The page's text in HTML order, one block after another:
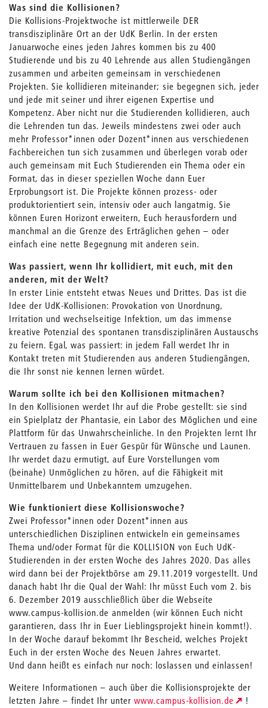
Was sind die Kollisionen?
Die Kollisions-Projektwoche ist mittlerweile DER
transdisziplinäre Ort an der UdK Berlin. In der ersten
Januarwoche eines jeden Jahres kommen bis zu 400
Studierende und bis zu 40 Lehrende aus allen Studiengängen
zusammen und arbeiten gemeinsam in verschiedenen
Projekten. Sie kollidieren miteinander; sie begegnen sich, jeder
und jede mit seiner und ihrer eigenen Expertise und
Kompetenz. Aber nicht nur die Studierenden kollidieren, auch
die Lehrenden tun das. Jeweils mindestens zwei oder auch
mehr Professor*innen oder Dozent*innen aus verschiedenen
Fachbereichen tun sich zusammen und überlegen vorab oder
auch gemeinsam mit Euch Studierenden ein Thema oder ein
Format, das in dieser speziellen Woche dann Euer
Erprobungsort ist. Die Projekte können prozess- oder
produktorientiert sein, intensiv oder auch langatmig. Sie
können Euren Horizont erweitern, Euch herausfordern und
manchmal an die Grenze des Erträglichen gehen – oder
einfach eine nette Begegnung mit anderen sein.
Was passiert, wenn Ihr kollidiert, mit euch, mit den
anderen, mit der Welt?
In erster Linie entsteht etwas Neues und Drittes. Das ist die
Idee der UdK-Kollisionen: Provokation von Unordnung,
Irritation und wechselseitige Infektion, um das immense
kreative Potenzial des spontanen transdisziplinären Austauschs
zu feiern. Egal, was passiert: in jedem Fall werdet Ihr in
Kontakt treten mit Studierenden aus anderen Studiengängen,
die Ihr sonst nie kennen lernen würdet.
Warum sollte ich bei den Kollisionen mitmachen?
In den Kollisionen werdet Ihr auf die Probe gestellt: sie sind
ein Spielplatz der Phantasie, ein Labor des Möglichen und eine
Plattform für das Unwahrscheinliche. In den Projekten lernt Ihr
Vertrauen zu fassen in Euer Gespür für Wünsche und Launen.
Ihr werdet dazu ermutigt, auf Eure Vorstellungen vom
(beinahe) Unmöglichen zu hören, auf die Fähigkeit mit
Unmittelbarem und Unbekanntem umzugehen.
Wie funktioniert diese Kollisionswoche?
Zwei Professor*innen oder Dozent*innen aus
unterschiedlichen Disziplinen entwickeln ein gemeinsames
Thema und/oder Format für die KOLLISION von Euch UdK-
Studierenden in der ersten Woche des Jahres 2020. Das alles
wird dann bei der Projektbörse am 29.11.2019 vorgestellt. Und
danach habt Ihr die Qual der Wahl: Ihr müsst Euch vom 2. bis
6. Dezember 2019 ausschließlich über die Webseite
www.campus-kollision.de anmelden (wir können Euch nicht
garantieren, dass Ihr in Euer Lieblingsprojekt hinein kommt!).
In der Woche darauf bekommt Ihr Bescheid, welches Projekt
Euch in der ersten Woche des Neuen Jahres erwartet.
Und dann heißt es einfach nur noch: loslassen und einlassen!
Weitere Informationen – auch über die Kollisionsprojekte der
letzten Jahre – findet Ihr unter www.campus-kollision.de !